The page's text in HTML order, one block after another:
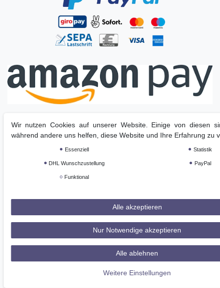
Wir nutzen Cookies auf unserer Website. Einige von diesen
während andere uns helfen, diese Website und Ihre Erfahrung zu
Essenziell Statistik
DHL Wunschzustellung PayPal
Funktional
Alle akzeptieren
Nur Notwendige akzeptieren
Alle ablehnen
Weitere Einstellungen